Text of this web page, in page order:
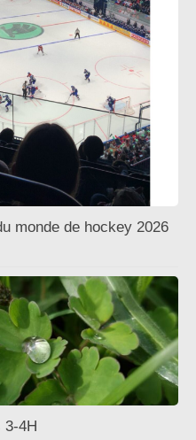
monde de hockey 2026
3-4H